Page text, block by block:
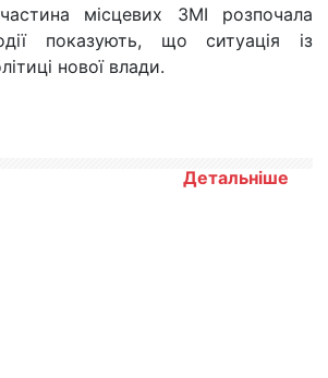
місцевих ЗМІ розпочала
показують, що ситуація із
нової влади.
Детальніше